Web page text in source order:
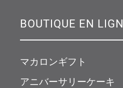
BOUTIQUE EN
マカロンギフト
アニバーサリーケーキ